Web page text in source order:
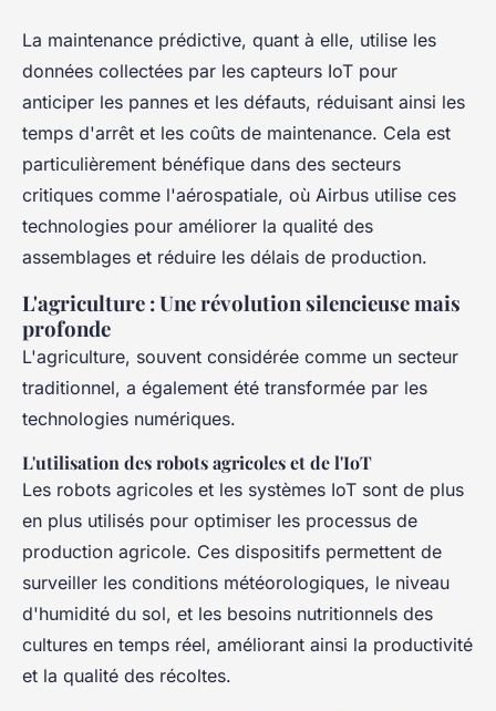
La maintenance prédictive, quant à elle, utilise les
données collectées par les capteurs IoT pour
anticiper les pannes et les défauts, réduisant ainsi les
temps d'arrêt et les coûts de maintenance. Cela est
particulièrement bénéfique dans des secteurs
critiques comme l'aérospatiale, où Airbus utilise ces
technologies pour améliorer la qualité des
assemblages et réduire les délais de production.
L'agriculture : Une révolution silencieuse mais
profonde
L'agriculture, souvent considérée comme un secteur
traditionnel, a également été transformée par les
technologies numériques.
L'utilisation des robots agricoles et de l'IoT
Les robots agricoles et les systèmes IoT sont de plus
en plus utilisés pour optimiser les processus de
production agricole. Ces dispositifs permettent de
surveiller les conditions météorologiques, le niveau
d'humidité du sol, et les besoins nutritionnels des
cultures en temps réel, améliorant ainsi la productivité
et la qualité des récoltes.